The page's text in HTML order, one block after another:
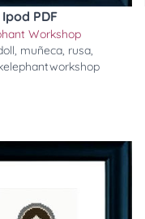
PDF
Workshop
, muñeca, rusa,